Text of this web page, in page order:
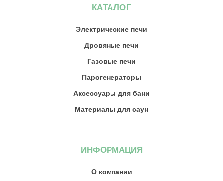
КАТАЛОГ
Электрические печи
Дровяные печи
Газовые печи
Парогенераторы
Аксессуары для бани
Материалы для саун
ИНФОРМАЦИЯ
О компании